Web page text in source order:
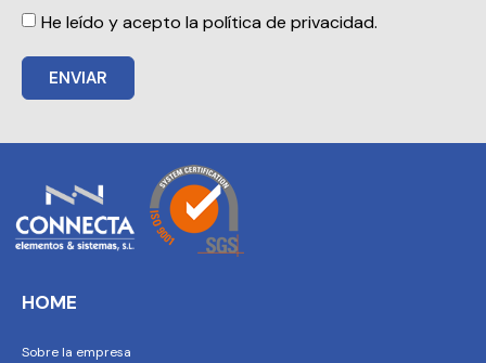
He leído y acepto la política de privacidad.
ENVIAR
HOME
Sobre la empresa